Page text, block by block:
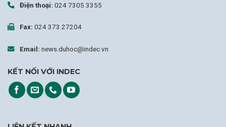
Điện thoại: 024 7305 3355
Fax: 024 373 27204
Email: news.duhoc@indec.vn
KẾT NỐI VỚI INDEC